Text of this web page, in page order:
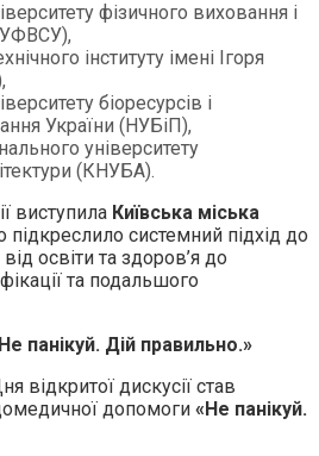
фізичного виховання і
інституту імені Ігоря
біоресурсів і
України (НУБіП),
університету
(КНУБА).
виступила Київська міська
підкреслило системний підхід до
освіти та здоров’я до
та подальшого
панікуй. Дій правильно.»
відкритої дискусії став
допомоги «Не панікуй.